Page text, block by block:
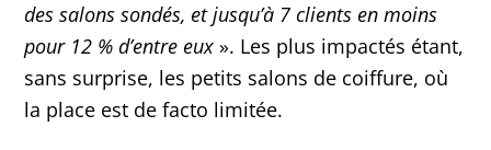
des salons sondés, et jusqu’à 7 clients en moins
pour 12 % d’entre eux ». Les plus impactés étant,
sans surprise, les petits salons de coiffure, où
la place est de facto limitée.